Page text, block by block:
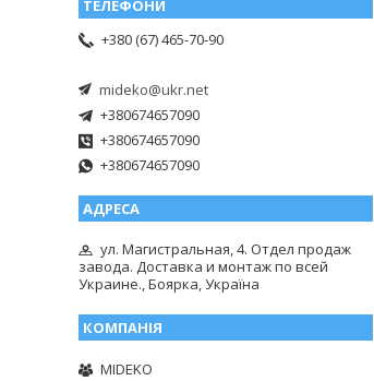
+380 (67) 465-70-90
mideko@ukr.net
+380674657090
+380674657090
+380674657090
ул. Магистральная, 4. Отдел продаж
завода. Доставка и монтаж по всей
Украине., Боярка, Україна
MIDEKO